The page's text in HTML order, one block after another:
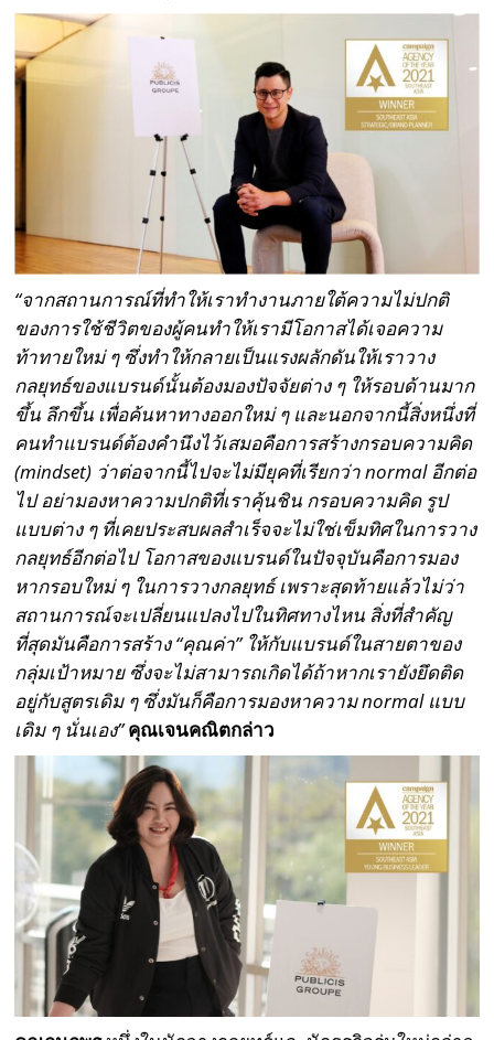
“จากสถานการณ์ที่ทำให้เราทำงานภายใต้ความไม่ปกติ
ของการใช้ชีวิตของผู้คนทำให้เรามีโอกาสได้เจอความ
ท้าทายใหม่ ๆ ซึ่งทำให้กลายเป็นแรงผลักดันให้เราวาง
กลยุทธ์ของแบรนด์นั้นต้องมองปัจจัยต่าง ๆ ให้รอบด้านมาก
ขึ้น ลึกขึ้น เพื่อค้นหาทางออกใหม่ ๆ และนอกจากนี้สิ่งหนึ่งที่
คนทำแบรนด์ต้องคำนึงไว้เสมอคือการสร้างกรอบความคิด
(mindset) ว่าต่อจากนี้ไปจะไม่มียุคที่เรียกว่าnormal อีกต่อ
ไป อย่ามองหาความปกติที่เราคุ้นชิน กรอบความคิด รูป
แบบต่าง ๆ ที่เคยประสบผลสำเร็จจะไม่ใช่เข็มทิศในการวาง
กลยุทธ์อีกต่อไป โอกาสของแบรนด์ในปัจจุบันคือการมอง
หากรอบใหม่ ๆ ในการวางกลยุทธ์ เพราะสุดท้ายแล้วไม่ว่า
สถานการณ์จะเปลี่ยนแปลงไปในทิศทางไหน สิ่งที่สำคัญ
ที่สุดมันคือการสร้าง“คุณค่า” ให้กับแบรนด์ในสายตาของ
กลุ่มเป้าหมาย ซึ่งจะไม่สามารถเกิดได้ถ้าหากเรายังยึดติด
อยู่กับสูตรเดิม ๆ ซึ่งมันก็คือการมองหาความnormal แบบ
เดิม ๆ นั่นเอง”คุณเจนคณิตกล่าว